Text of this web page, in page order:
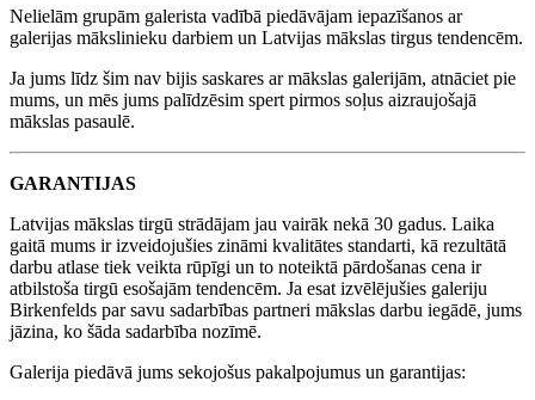
Nelielām grupām galerista vadībā piedāvājam iepazīšanos ar
galerijas mākslinieku darbiem un Latvijas mākslas tirgus tendencēm.
Ja jums līdz šim nav bijis saskares ar mākslas galerijām, atnāciet pie
mums, un mēs jums palīdzēsim spert pirmos soļus aizraujošajā
mākslas pasaulē.
GARANTIJAS
Latvijas mākslas tirgū strādājam jau vairāk nekā 30 gadus. Laika
gaitā mums ir izveidojušies zināmi kvalitātes standarti, kā rezultātā
darbu atlase tiek veikta rūpīgi un to noteiktā pārdošanas cena ir
atbilstoša tirgū esošajām tendencēm. Ja esat izvēlējušies galeriju
Birkenfelds par savu sadarbības partneri mākslas darbu iegādē, jums
jāzina, ko šāda sadarbība nozīmē.
Galerija piedāvā jums sekojošus pakalpojumus un garantijas: